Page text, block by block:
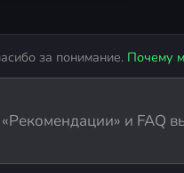
за понимание. Почему